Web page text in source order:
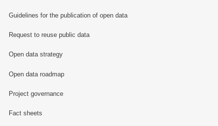
Guidelines for the publication of open data
Request to reuse public data
Open data strategy
Open data roadmap
Project governance
Fact sheets